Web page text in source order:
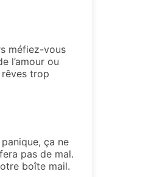
méfiez-vous
l’amour ou
trop
ça ne
pas de mal.
boîte mail.